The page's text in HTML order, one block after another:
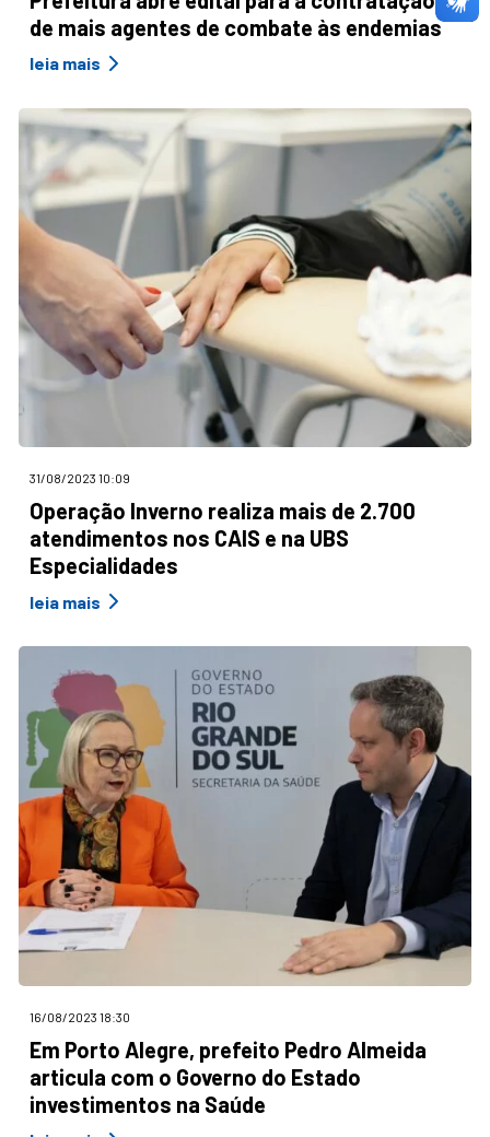
de mais agentes de combate às endemias
leia mais
31/08/2023 10:09
Operação Inverno realiza mais de 2.700
atendimentos nos CAIS e na UBS
Especialidades
leia mais
16/08/2023 18:30
Em Porto Alegre, prefeito Pedro Almeida
articula com o Governo do Estado
investimentos na Saúde